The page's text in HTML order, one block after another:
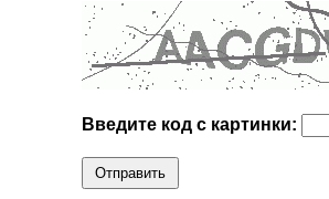
Введите код с картинки:
Отправить